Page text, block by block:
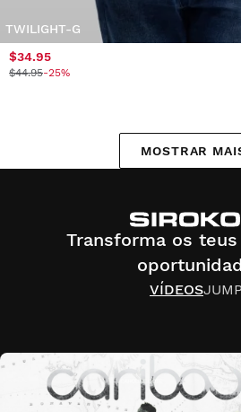
TWILIGHT-G
$34.95
$44.95-25%
MOSTRAR
Transforma os
VÍDEOS